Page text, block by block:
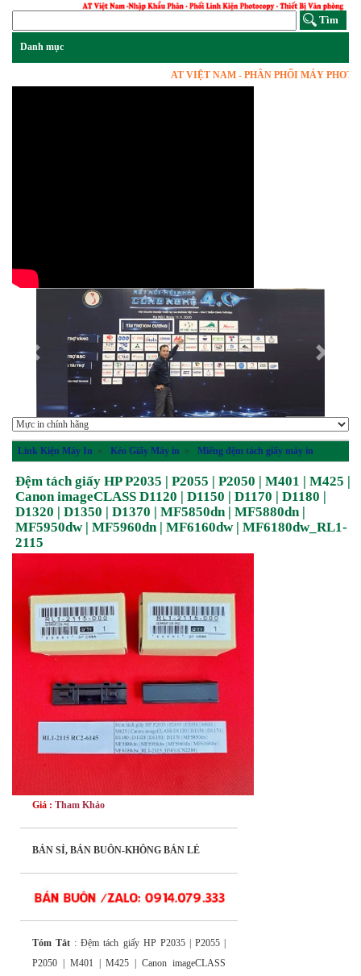
AT VIỆT NAM - PHÂN PHỐI MÁY
Previous Next
Link Kiện Máy In » Kéo Giấy Máy in » Miếng đệm tách giấy máy in
Đệm tách giấy HP P2035 | P2055 | P2050 | M401 | M425 |
Canon imageCLASS D1120 | D1150 | D1170 | D1180 |
D1320 | D1350 | D1370 | MF5850dn | MF5880dn |
MF5950dw | MF5960dn | MF6160dw | MF6180dw_RL1-
2115
Giá : Tham Khảo
BÁN SỈ, BÁN BUÔN-KHÔNG BÁN LẺ
Tóm Tắt : Đệm tách giấy HP P2035 | P2055 |
P2050 | M401 | M425 | Canon imageCLASS